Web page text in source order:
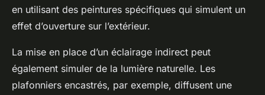
en utilisant des peintures spécifiques qui simulent un
effet d’ouverture sur l’extérieur.
La mise en place d’un éclairage indirect peut
également simuler de la lumière naturelle. Les
plafonniers encastrés, par exemple, diffusent une